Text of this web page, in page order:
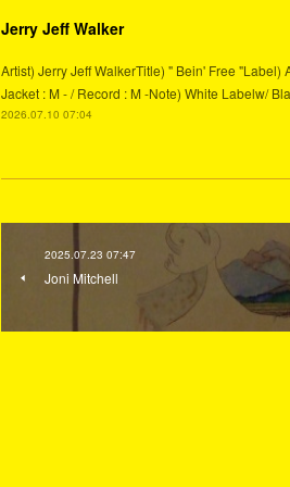
Jerry Jeff Walker
Artist) Jerry Jeff WalkerTitle) " Bein' Free
Jacket : M - / Record : M -Note) White Labelw/
2026.07.10 07:04
2025.07.23 07:47
Joni Mitchell